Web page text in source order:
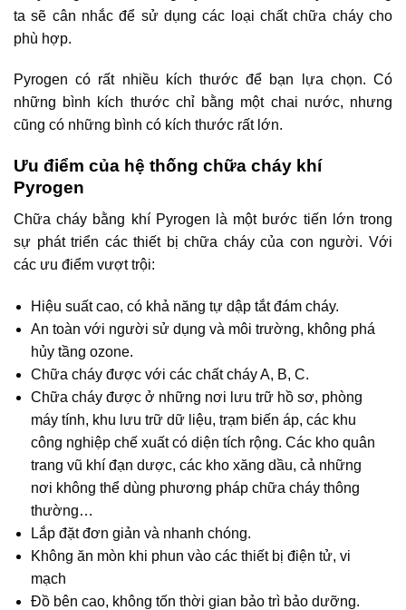
ta sẽ cân nhắc để sử dụng các loại chất chữa cháy cho
phù hợp.
Pyrogen có rất nhiều kích thước để bạn lựa chọn. Có
những bình kích thước chỉ bằng một chai nước, nhưng
cũng có những bình có kích thước rất lớn.
Ưu điểm của hệ thống chữa cháy khí
Pyrogen
Chữa cháy bằng khí Pyrogen là một bước tiến lớn trong
sự phát triển các thiết bị chữa cháy của con người. Với
các ưu điểm vượt trội:
Hiệu suất cao, có khả năng tự dập tắt đám cháy.
An toàn với người sử dụng và môi trường, không phá
hủy tầng ozone.
Chữa cháy được với các chất cháy A, B, C.
Chữa cháy được ở những nơi lưu trữ hồ sơ, phòng
máy tính, khu lưu trữ dữ liệu, trạm biến áp, các khu
công nghiệp chế xuất có diện tích rộng. Các kho quân
trang vũ khí đạn dược, các kho xăng dầu, cả những
nơi không thể dùng phương pháp chữa cháy thông
thường…
Lắp đặt đơn giản và nhanh chóng.
Không ăn mòn khi phun vào các thiết bị điện tử, vi
mạch
Đồ bên cao, không tốn thời gian bảo trì bảo dưỡng.